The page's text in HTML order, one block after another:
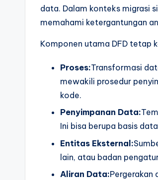
data. Dalam konteks migrasi
memahami ketergantungan
Komponen utama DFD tetap
Proses:Transformasi
mewakili prosedur
kode.
Penyimpanan Data:
Ini bisa berupa basis
Entitas Eksternal:
lain, atau badan
Aliran Data:Pergerakan